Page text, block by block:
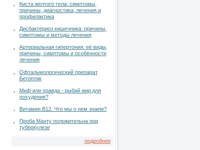
Киста желтого тела: симптомы,
причины, диагностика, лечения и
профилактика
Дисбактериоз кишечника: причины,
симптомы и методы лечения
Артериальная гипертония: её виды,
причины, симптомы и особенности
лечения
Офтальмологический препарат
Бетоптик
Миф или правда - рыбий жир для
похудения?
Витамин В12. Что мы о нем знаем?
Проба Манту положительна при
туберкулезе
подробнее